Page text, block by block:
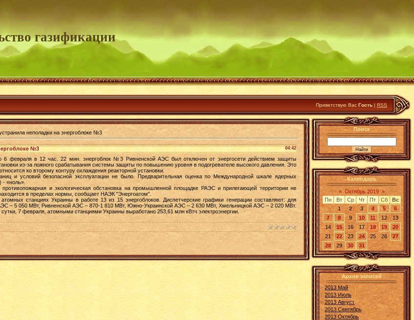
газификации
Приветствую Вас Гость | RSS
неполадки на энергоблоке №3
04:42
№3
6 февраля в 12 час. 22 мин. энергоблок №3 Ривненской АЭС был отключен от энергосети действием защиты
из-за ложного срабатывания системы защиты по повышению уровня в подогревателе высокого давления. Это
ко второму контуру охлаждения реакторной установки.
и условий безопасной эксплуатации не было. Предварительная оценка по Международной шкале ядерных
- «ноль».
противопожарная и экологическая обстановка на промышленной площадке РАЭС и прилегающей территории не
в пределах нормы, сообщает НАЭК "Энергоатом".
станциях Украины в работе 13 из 15 энергоблоков. Диспетчерские графики генерации составляют: для
– 5 050 МВт, Ривненской АЭС – 870-1 810 МВт, Южно-Украинской АЭС – 2 630 МВт, Хмельницкой АЭС – 2 020 МВт.
7 февраля, атомными станциями Украины выработано 253,61 млн кВтч электроэнергии.
Поиск
Календарь
« Октябрь 2019 »
Пн
Вт Ср Чт Пт Сб
Вс
1
2 3 4 5
6
7
8 9 10 11 12
13
14
15 16 17 18 19
20
21
22 23 24 25 26
27
28
29 30 31
Архив записей
2013 Май
2013 Июль
2013 Август
2013 Сентябрь
2013 Октябрь